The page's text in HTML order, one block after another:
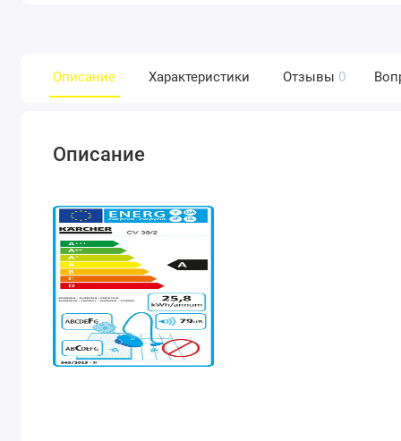
Описание Характеристики Отзывы 0
Описание